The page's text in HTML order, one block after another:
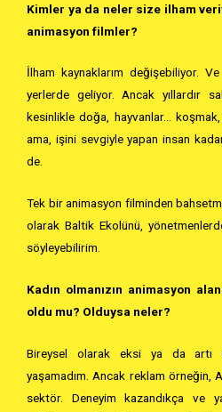
Kimler ya da neler size ilham
animasyon filmler?
İlham kaynaklarım değişebiliyor.
yerlerde geliyor. Ancak yıllardır
kesinlikle doğa, hayvanlar…
ama, işini sevgiyle yapan insan
de.
Tek bir animasyon filminden
olarak Baltik Ekolünü,
söyleyebilirim.
Kadın olmanızın animasyon
oldu mu? Olduysa neler?
Bireysel olarak eksi ya da artı
yaşamadım. Ancak reklam örneğin,
sektör. Deneyim kazandıkça ve